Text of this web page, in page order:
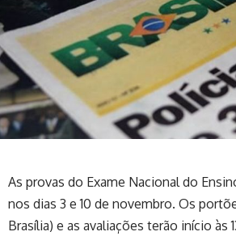
As provas do Exame Nacional do
nos dias 3 e 10 de novembro. Os
Brasília) e as avaliações terão início às